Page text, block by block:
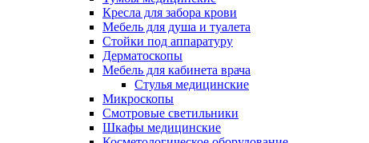
Кресла для забора крови
Мебель для душа и туалета
Стойки под аппаратуру
Дерматоскопы
Мебель для кабинета врача
Стулья медицинские
Микроскопы
Смотровые светильники
Шкафы медицинские